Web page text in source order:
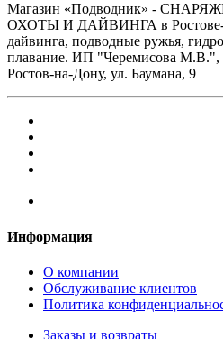
Магазин «Подводник» -
ОХОТЫ И ДАЙВИНГА в Ростове-
дайвинга, подводные ружья,
плавание. ИП "Черемисова М.В.",
Ростов-на-Дону, ул. Баумана, 9
Информация
О компании
Обслуживание клиентов
Политика
Заказы и возвраты